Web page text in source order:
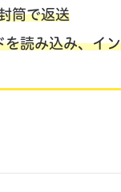
筒で返送
読み込み、イ